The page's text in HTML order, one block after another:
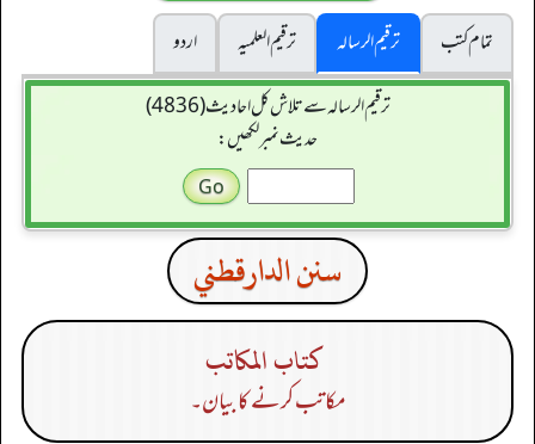
تمام کتب
ترقیم الرسالہ ترقیم العلمیہ
اردو
ترقیم الرسالہ سے تلاش کل احادیث (4836)
حدیث نمبر لکھیں:
سنن الدارقطني
كتاب المكاتب
مکاتب کرنے کا بیان۔